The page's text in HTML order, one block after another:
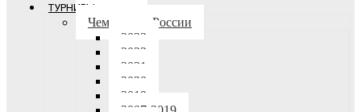
ТУРНИРЫ
Чемпионат России
2023
2022
2021
2020
2019